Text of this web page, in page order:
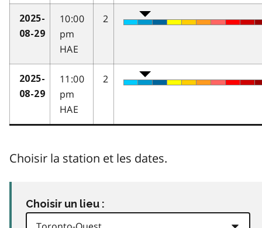
2025-
08-29
10:00
pm
HAE
2
2025-
08-29
11:00
pm
HAE
2
Choisir la station et les dates.
Choisir un lieu :